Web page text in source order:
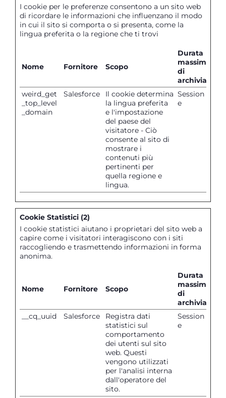
I cookie per le preferenze consentono a un sito web
di ricordare le informazioni che influenzano il modo
in cui il sito si comporta o si presenta, come la
lingua preferita o la regione che ti trovi
Nome Fornitore Scopo
Durata
massima
di
weird_get
_top_level
_domain
Salesforce
Il cookie determina
la lingua preferita
e l'impostazione
del paese del
visitatore - Ciò
consente al sito di
mostrare i
contenuti più
pertinenti per
quella regione e
lingua.
Session
e
Cookie Statistici (2)
I cookie statistici aiutano i proprietari del sito web a
capire come i visitatori interagiscono con i siti
raccogliendo e trasmettendo informazioni in forma
anonima.
Nome Fornitore Scopo
Durata
massima
di
__cq_uuid
Salesforce
Registra dati
statistici sul
comportamento
dei utenti sul sito
web. Questi
vengono utilizzati
per l'analisi interna
dall'operatore del
sito.
Session
e